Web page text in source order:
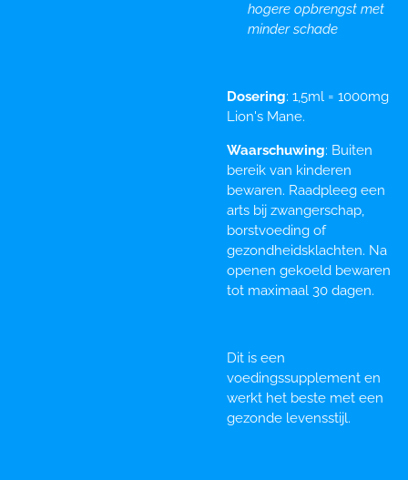
hogere opbrengst met
minder schade
Dosering: 1,5ml = 1000mg
Lion's Mane.
Waarschuwing: Buiten
bereik van kinderen
bewaren. Raadpleeg een
arts bij zwangerschap,
borstvoeding of
gezondheidsklachten. Na
openen gekoeld bewaren
tot maximaal 30 dagen.
Dit is een
voedingssupplement en
werkt het beste met een
gezonde levensstijl.